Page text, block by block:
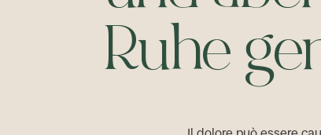
Ruhe ge